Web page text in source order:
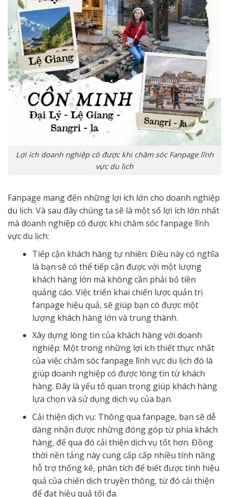
Lợi ích doanh nghiệp có được khi chăm sóc Fanpage lĩnh
vực du lịch
Fanpage mang đến những lợi ích lớn cho doanh nghiệp
du lịch. Và sau đây chúng ta sẽ là một số lợi ích lớn nhất
mà doanh nghiệp có được khi chăm sóc fanpage lĩnh
vực du lịch:
Tiếp cận khách hàng tự nhiên: Điều này có nghĩa
là bạn sẽ có thể tiếp cận được với một lượng
khách hàng lớn mà không cần phải bỏ tiền
quảng cáo. Việc triển khai chiến lược quản trị
fanpage hiệu quả, sẽ giúp bạn có được một
lượng khách hàng lớn và trung thành.
Xây dựng lòng tin của khách hàng với doanh
nghiệp: Một trong những lợi ích thiết thực nhất
của việc chăm sóc fanpage lĩnh vực du lịch đó là
giúp doanh nghiệp có được lòng tin từ khách
hàng. Đây là yếu tố quan trọng giúp khách hàng
lựa chọn và sử dụng dịch vụ của bạn.
Cải thiện dịch vụ: Thông qua fanpage, bạn sẽ dễ
dàng nhận được những đóng góp từ phía khách
hàng, để qua đó cải thiện dịch vụ tốt hơn. Đồng
thời nền tảng này cung cấp cấp nhiều tính năng
hỗ trợ thống kê, phân tích để biết được tính hiệu
quả của chiến dịch truyền thông, từ đó cải thiện
để đạt hiệu quả tối đa.